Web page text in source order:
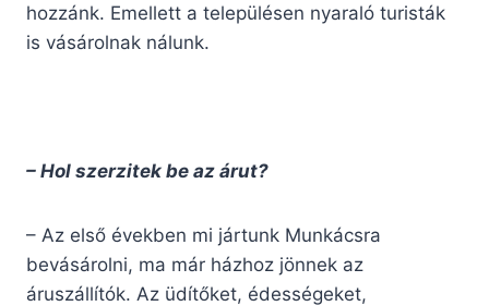
hozzánk. Emellett a településen nyaraló turisták
is vásárolnak nálunk.
– Hol szerzitek be az árut?
– Az első években mi jártunk Munkácsra
bevásárolni, ma már házhoz jönnek az
áruszállítók. Az üdítőket, édességeket,